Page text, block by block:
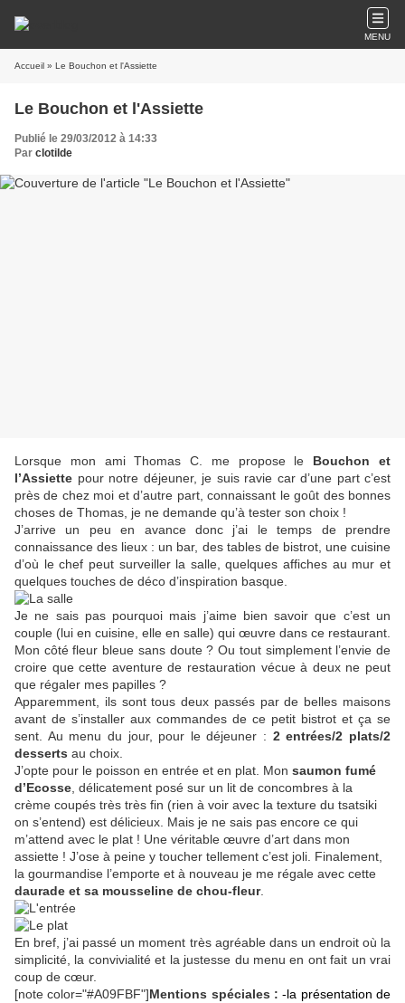
MENU
Accueil » Le Bouchon et l'Assiette
Le Bouchon et l'Assiette
Publié le 29/03/2012 à 14:33
Par clotilde
Lorsque mon ami Thomas C. me propose le Bouchon et
l’Assiette pour notre déjeuner, je suis ravie car d’une part c’est
près de chez moi et d’autre part, connaissant le goût des bonnes
choses de Thomas, je ne demande qu’à tester son choix !
J’arrive un peu en avance donc j’ai le temps de prendre
connaissance des lieux : un bar, des tables de bistrot, une cuisine
d’où le chef peut surveiller la salle, quelques affiches au mur et
quelques touches de déco d’inspiration basque.
Je ne sais pas pourquoi mais j’aime bien savoir que c’est un
couple (lui en cuisine, elle en salle) qui œuvre dans ce restaurant.
Mon côté fleur bleue sans doute ? Ou tout simplement l’envie de
croire que cette aventure de restauration vécue à deux ne peut
que régaler mes papilles ?
Apparemment, ils sont tous deux passés par de belles maisons
avant de s’installer aux commandes de ce petit bistrot et ça se
sent. Au menu du jour, pour le déjeuner : 2 entrées/2 plats/2
desserts au choix.
J’opte pour le poisson en entrée et en plat. Mon saumon fumé
d’Ecosse , délicatement posé sur un lit de concombres à la
crème coupés très très fin (rien à voir avec la texture du tsatsiki
on s’entend) est délicieux. Mais je ne sais pas encore ce qui
m’attend avec le plat ! Une véritable œuvre d’art dans mon
assiette ! J’ose à peine y toucher tellement c’est joli. Finalement,
la gourmandise l’emporte et à nouveau je me régale avec cette
daurade et sa mousseline de chou-fleur.
En bref, j’ai passé un moment très agréable dans un endroit où la
simplicité, la convivialité et la justesse du menu en ont fait un vrai
coup de cœur.
[note color="#A09FBF"]Mentions spéciales : -la présentation de